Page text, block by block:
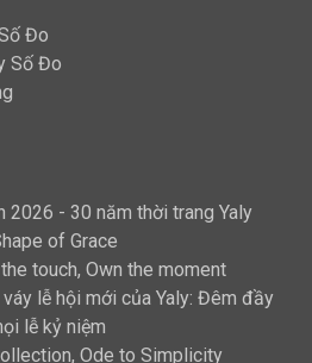
Đo
Số Đo
2026 - 30 năm thời trang Yaly
of Grace
touch, Own the moment
lễ hội mới của Yaly: Đêm đầy
lễ kỷ niệm
Ode to Simplicity